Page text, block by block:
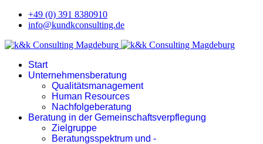
+49 (0) 391 8380910
info@kundkconsulting.de
Start
Unternehmensberatung
Qualitätsmanagement
Human Resources
Nachfolgeberatung
Beratung in der Gemeinschaftsverpflegung
Zielgruppe
Beratungsspektrum und -